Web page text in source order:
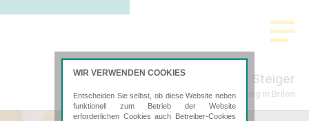
A. Steiger
Steuerberatung in Brilon
WIR VERWENDEN COOKIES
Entscheiden Sie selbst, ob diese Website neben
funktionell zum Betrieb der Website
erforderlichen Cookies auch Betreiber-Cookies